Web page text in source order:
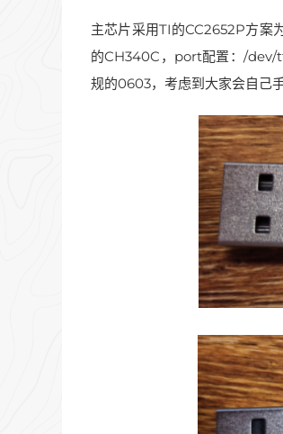
主芯片采用TI的CC2652P方案
的CH340C，port配置：/dev/
规的0603，考虑到大家会自己